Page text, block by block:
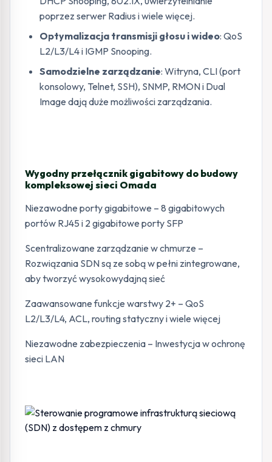
poprzez serwer Radius i wiele więcej.
Optymalizacja transmisji głosu i wideo: QoS
L2/L3/L4 i IGMP Snooping.
Samodzielne zarządzanie: Witryna, CLI (port
konsolowy, Telnet, SSH), SNMP, RMON i Dual
Image dają duże możliwości zarządzania.
Wygodny przełącznik gigabitowy do budowy
kompleksowej sieci Omada
Niezawodne porty gigabitowe – 8 gigabitowych
portów RJ45 i 2 gigabitowe porty SFP
Scentralizowane zarządzanie w chmurze –
Rozwiązania SDN są ze sobą w pełni zintegrowane,
aby tworzyć wysokowydajną sieć
Zaawansowane funkcje warstwy 2+ – QoS
L2/L3/L4, ACL, routing statyczny i wiele więcej
Niezawodne zabezpieczenia – Inwestycja w ochronę
sieci LAN